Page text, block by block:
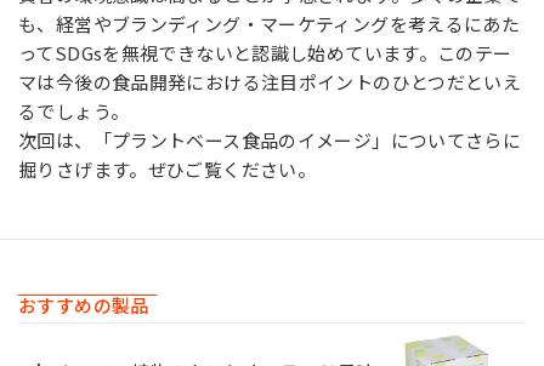
も、経営やブランディング・マーケティングを考えるにあた
ってSDGsを無視できないと認識し始めています。このテー
マは今後の食品開発における注目ポイントのひとつだといえ
るでしょう。
次回は、「プラントベース食品のイメージ」についてさらに
掘りさげます。ぜひご覧ください。
おすすめの製品